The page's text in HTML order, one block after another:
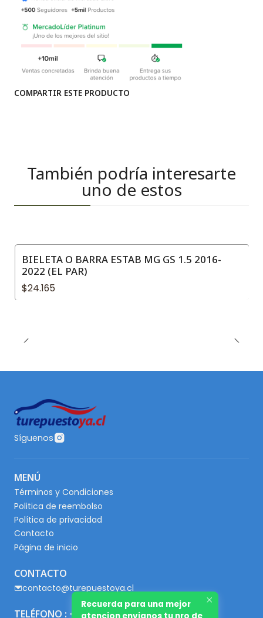
COMPARTIR ESTE PRODUCTO
También podría interesarte
uno de estos
BIELETA O BARRA ESTAB MG GS 1.5 2016-
2022 (EL PAR)
$24.165
Síguenos
MENÚ
Términos y Condiciones
Politica de reembolso
Política de privacidad
Contacto
Página de inicio
CONTACTO
contacto@turepuestoya.cl
TELÉFONO : +56 9 65667345
Recuerda para una mejor